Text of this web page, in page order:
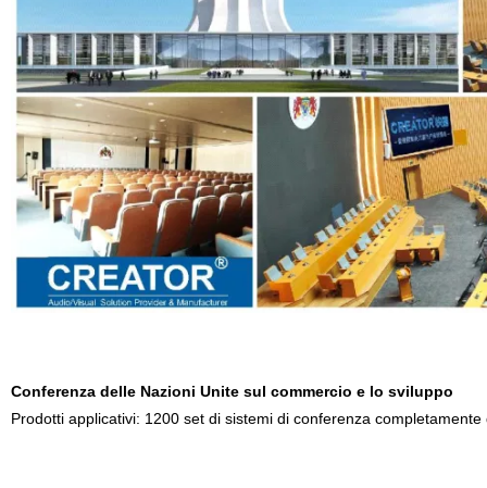
Conferenza delle Nazioni Unite sul commercio e lo sviluppo
Prodotti applicativi: 1200 set di sistemi di conferenza